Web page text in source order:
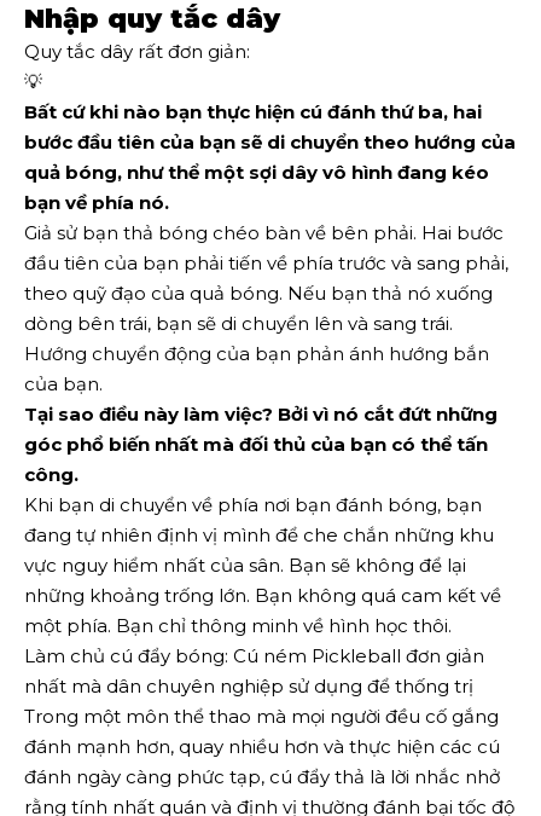
Nhập quy tắc dây
Quy tắc dây rất đơn giản:
💡
Bất cứ khi nào bạn thực hiện cú đánh thứ ba, hai
bước đầu tiên của bạn sẽ di chuyển theo hướng của
quả bóng, như thể một sợi dây vô hình đang kéo
bạn về phía nó.
Giả sử bạn thả bóng chéo bàn về bên phải. Hai bước
đầu tiên của bạn phải tiến về phía trước và sang phải,
theo quỹ đạo của quả bóng. Nếu bạn thả nó xuống
dòng bên trái, bạn sẽ di chuyển lên và sang trái.
Hướng chuyển động của bạn phản ánh hướng bắn
của bạn.
Tại sao điều này làm việc? Bởi vì nó cắt đứt những
góc phổ biến nhất mà đối thủ của bạn có thể tấn
công.
Khi bạn di chuyển về phía nơi bạn đánh bóng, bạn
đang tự nhiên định vị mình để che chắn những khu
vực nguy hiểm nhất của sân. Bạn sẽ không để lại
những khoảng trống lớn. Bạn không quá cam kết về
một phía. Bạn chỉ thông minh về hình học thôi.
Làm chủ cú đẩy bóng: Cú ném Pickleball đơn giản
nhất mà dân chuyên nghiệp sử dụng để thống trị
Trong một môn thể thao mà mọi người đều cố gắng
đánh mạnh hơn, quay nhiều hơn và thực hiện các cú
đánh ngày càng phức tạp, cú đẩy thả là lời nhắc nhở
rằng tính nhất quán và định vị thường đánh bại tốc độ